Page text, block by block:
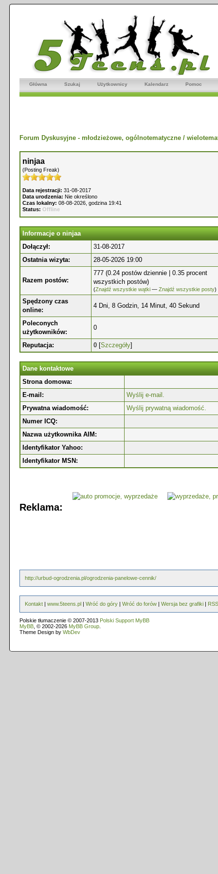
Główna Szukaj Użytkownicy Kalendarz Pomoc
Forum Dyskusyjne - młodzieżowe, ogólnotematyczne /
ninjaa
(Posting Freak)
Data rejestracji: 31-08-2017
Data urodzenia: Nie określono
Czas lokalny: 08-08-2026, godzina 19:41
Status: Offline
Informacje o ninjaa
Dołączył:
31-08-2017
Ostatnia wizyta:
28-05-2026 19:00
Razem postów:
777 (0.24 postów dziennie | 0.35 procent
wszystkich postów)
(Znajdź wszystkie wątki — Znajdź wszystkie posty)
Spędzony czas
online:
4 Dni, 8 Godzin, 14 Minut, 40 Sekund
Poleconych
użytkowników:
0
Reputacja: 0 [Szczegóły]
Dane kontaktowe
Strona domowa:
E-mail:
Wyślij e-mail.
Prywatna wiadomość:
Wyślij prywatną wiadomość.
Numer ICQ:
Nazwa użytkownika AIM:
Identyfikator Yahoo:
Identyfikator MSN:
Reklama:
http://urbud-ogrodzenia.pl/ogrodzenia-panelowe-cennik/
Kontakt | www.5teens.pl | Wróć do góry | Wróć do forów | Wersja bez grafiki | RSS
Polskie tłumaczenie © 2007-2013 Polski Support MyBB
MyBB , © 2002-2026 MyBB Group
Theme Design by WbDev